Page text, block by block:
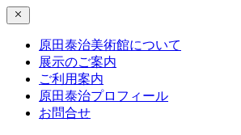
原田泰治美術館について
展示のご案内
ご利用案内
原田泰治プロフィール
お問合せ